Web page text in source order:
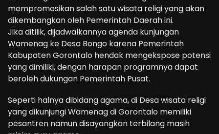
mempromosikan salah satu wisata religi yang akan
dikembangkan oleh Pemerintah Daerah ini.
Jika ditilik, dijadwalkannya agenda kunjungan
Wamenag ke Desa Bongo karena Pemerintah
Kabupaten Gorontalo hendak mengekspose potensi
yang dimiliki, dengan harapan programnya dapat
beroleh dukungan Pemerintah Pusat.
Seperti halnya dibidang agama, di Desa wisata religi
yang dikunjungi Wamenag di Gorontalo memiliki
pesantren namun disayangkan terbilang masih